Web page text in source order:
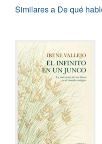
Similares a De qué